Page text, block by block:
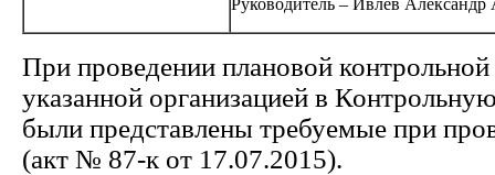
Руководитель – Ивлев Александр
При проведении плановой
указанной организацией в
были представлены требуемые при
(акт № 87-к от 17.07.2015).